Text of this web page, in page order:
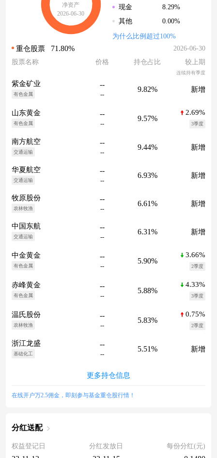
净资产
2026-06-30
现金
8.29%
其他
0.00%
为什么比例超过100%
重仓股票 71.80%
2026-06-30
股票名称
价格 持仓占比 较上期
连续持有季度
紫金矿业
有色金属
--
--
9.82% 新增
山东黄金
有色金属
--
--
9.57%
2.69%
3季度
南方航空
交通运输
--
--
9.44% 新增
华夏航空
交通运输
--
--
6.93% 新增
牧原股份
农林牧渔
--
--
6.61% 新增
中国东航
交通运输
--
--
6.31% 新增
中金黄金
有色金属
--
--
5.90%
3.66%
2季度
赤峰黄金
有色金属
--
--
5.88%
4.33%
3季度
温氏股份
农林牧渔
--
--
5.83%
0.75%
2季度
浙江龙盛
基础化工
--
--
5.51% 新增
更多持仓信息
在线开户万2.5佣金，即刻参与基金重仓股行情！
分红送配
权益登记日 分红发放日 每份分红(元)